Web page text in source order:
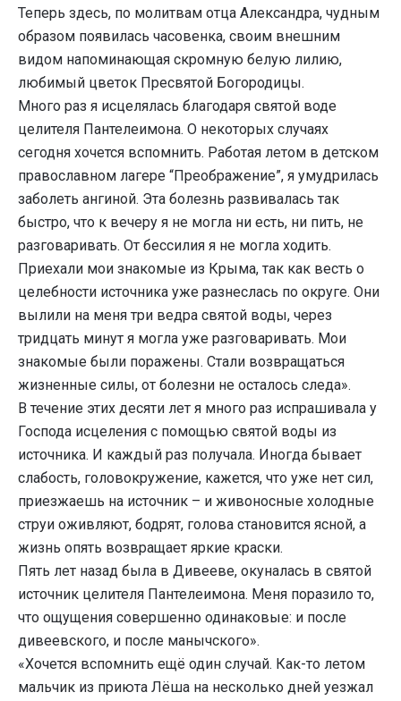
Теперь здесь, по молитвам отца Александра, чудным
образом появилась часовенка, своим внешним
видом напоминающая скромную белую лилию,
любимый цветок Пресвятой Богородицы.
Много раз я исцелялась благодаря святой воде
целителя Пантелеимона. О некоторых случаях
сегодня хочется вспомнить. Работая летом в детском
православном лагере “Преображение”, я умудрилась
заболеть ангиной. Эта болезнь развивалась так
быстро, что к вечеру я не могла ни есть, ни пить, не
разговаривать. От бессилия я не могла ходить.
Приехали мои знакомые из Крыма, так как весть о
целебности источника уже разнеслась по округе. Они
вылили на меня три ведра святой воды, через
тридцать минут я могла уже разговаривать. Мои
знакомые были поражены. Стали возвращаться
жизненные силы, от болезни не осталось следа».
В течение этих десяти лет я много раз испрашивала у
Господа исцеления с помощью святой воды из
источника. И каждый раз получала. Иногда бывает
слабость, головокружение, кажется, что уже нет сил,
приезжаешь на источник – и живоносные холодные
струи оживляют, бодрят, голова становится ясной, а
жизнь опять возвращает яркие краски.
Пять лет назад была в Дивееве, окуналась в святой
источник целителя Пантелеимона. Меня поразило то,
что ощущения совершенно одинаковые: и после
дивеевского, и после манычского».
«Хочется вспомнить ещё один случай. Как-то летом
мальчик из приюта Лёша на несколько дней уезжал